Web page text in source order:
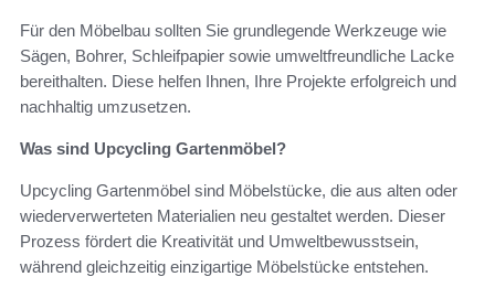
Für den Möbelbau sollten Sie grundlegende Werkzeuge wie
Sägen, Bohrer, Schleifpapier sowie umweltfreundliche Lacke
bereithalten. Diese helfen Ihnen, Ihre Projekte erfolgreich und
nachhaltig umzusetzen.
Was sind Upcycling Gartenmöbel?
Upcycling Gartenmöbel sind Möbelstücke, die aus alten oder
wiederverwerteten Materialien neu gestaltet werden. Dieser
Prozess fördert die Kreativität und Umweltbewusstsein,
während gleichzeitig einzigartige Möbelstücke entstehen.